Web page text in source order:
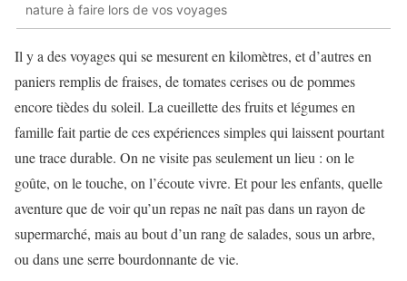
nature à faire lors de vos voyages
Il y a des voyages qui se mesurent en kilomètres, et d’autres en
paniers remplis de fraises, de tomates cerises ou de pommes
encore tièdes du soleil. La cueillette des fruits et légumes en
famille fait partie de ces expériences simples qui laissent pourtant
une trace durable. On ne visite pas seulement un lieu : on le
goûte, on le touche, on l’écoute vivre. Et pour les enfants, quelle
aventure que de voir qu’un repas ne naît pas dans un rayon de
supermarché, mais au bout d’un rang de salades, sous un arbre,
ou dans une serre bourdonnante de vie.